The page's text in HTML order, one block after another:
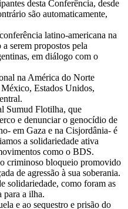
desta Conferência, desde
são automaticamente,
latino-americana na
serem propostos pela
em diálogo com o
na América do Norte
Estados Unidos,
Sumud Flotilha, que
e denunciar o genocídio de
em Gaza e na Cisjordânia- é
a solidariedade ativa
como o BDS.
criminoso bloqueio promovido
de agressão à sua soberania.
solidariedade, como foram as
para a ilha.
e ao sequestro e prisão do